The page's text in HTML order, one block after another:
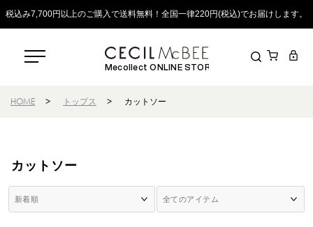
税込み7,700円以上のご購入で送料無料！全国一律220円(税込)でお届けします。
Mecollect ONLINE STORE
HOME > トップス > カットソー
カットソー